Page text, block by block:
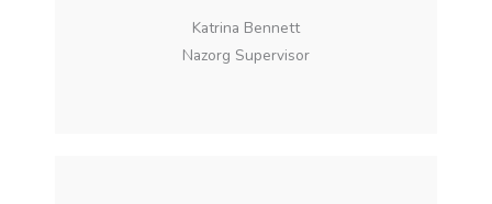
Katrina Bennett
Nazorg Supervisor